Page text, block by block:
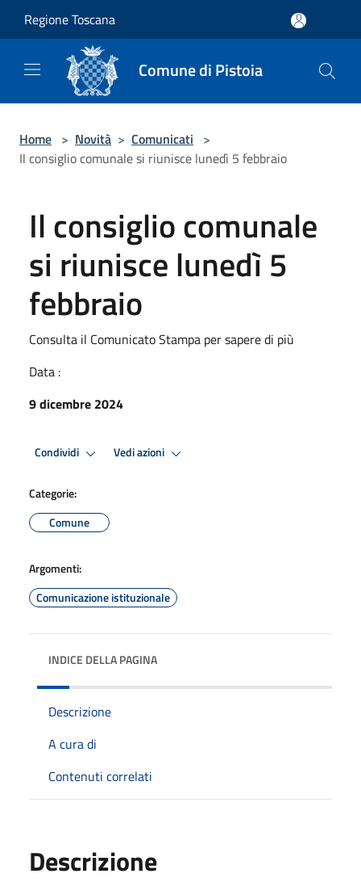
Regione Toscana
Comune di Pistoia
Home > Novità > Comunicati >
Il consiglio comunale si riunisce lunedì 5 febbraio
Il consiglio comunale
si riunisce lunedì 5
febbraio
Consulta il Comunicato Stampa per sapere di più
Data :
9 dicembre 2024
Condividi Vedi azioni
Categorie:
Comune
Argomenti:
Comunicazione istituzionale
INDICE DELLA PAGINA
Descrizione
A cura di
Contenuti correlati
Descrizione